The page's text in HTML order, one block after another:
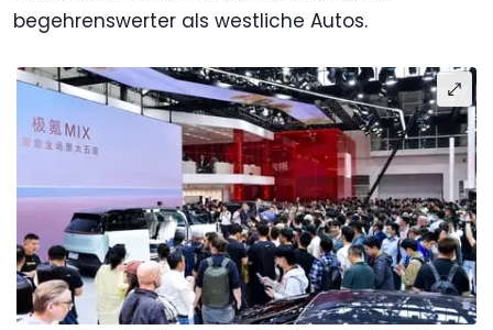
begehrenswerter als westliche Autos.